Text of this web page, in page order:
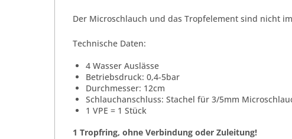
Der Microschlauch und das Tropfelement sind nicht
Technische Daten:
4 Wasser Auslässe
Betriebsdruck: 0,4-5bar
Durchmesser: 12cm
Schlauchanschluss: Stachel für 3/5mm
1 VPE = 1 Stück
1 Tropfring, ohne Verbindung oder Zuleitung!